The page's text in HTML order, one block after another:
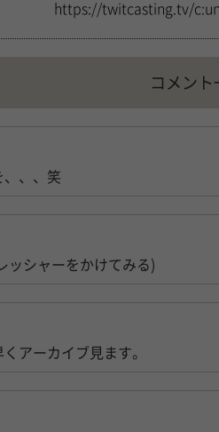
https://twitcasting.tv/
コメント
、、、笑
ッシャーをかけてみる)
アーカイブ見ます。